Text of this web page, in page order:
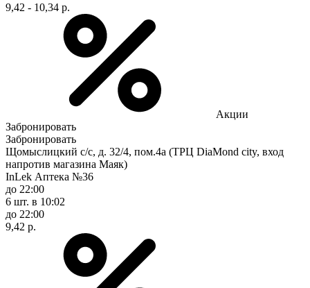
9,42 - 10,34 р.
Акции
Забронировать
Забронировать
Щомыслицкий с/с, д. 32/4, пом.4а (ТРЦ DiaMond city, вход
напротив магазина Маяк)
InLek Аптека №36
до 22:00
6 шт. в 10:02
до 22:00
9,42 р.